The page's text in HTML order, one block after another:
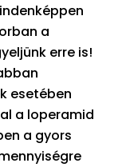
a
erre is!
esetében
a loperamid
a gyors